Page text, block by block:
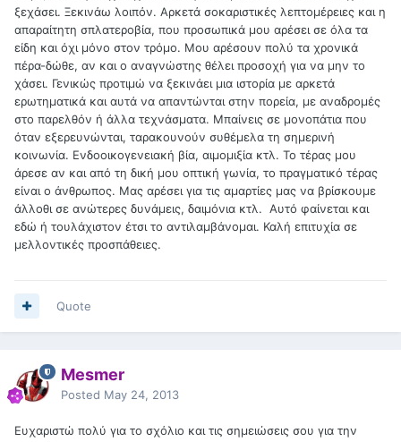
ξεχάσει. Ξεκινάω λοιπόν. Αρκετά σοκαριστικές λεπτομέρειες και η
απαραίτητη σπλατεροβία, που προσωπικά μου αρέσει σε όλα τα
είδη και όχι μόνο στον τρόμο. Μου αρέσουν πολύ τα χρονικά
πέρα-δώθε, αν και ο αναγνώστης θέλει προσοχή για να μην το
χάσει. Γενικώς προτιμώ να ξεκινάει μια ιστορία με αρκετά
ερωτηματικά και αυτά να απαντώνται στην πορεία, με αναδρομές
στο παρελθόν ή άλλα τεχνάσματα. Μπαίνεις σε μονοπάτια που
όταν εξερευνώνται, ταρακουνούν συθέμελα τη σημερινή
κοινωνία. Ενδοοικογενειακή βία, αιμομιξία κτλ. Το τέρας μου
άρεσε αν και από τη δική μου οπτική γωνία, το πραγματικό τέρας
είναι ο άνθρωπος. Μας αρέσει για τις αμαρτίες μας να βρίσκουμε
άλλοθι σε ανώτερες δυνάμεις, δαιμόνια κτλ. Αυτό φαίνεται και
εδώ ή τουλάχιστον έτσι το αντιλαμβάνομαι. Καλή επιτυχία σε
μελλοντικές προσπάθειες.
Quote
Mesmer
Posted May 24, 2013
Ευχαριστώ πολύ για το σχόλιο και τις σημειώσεις σου για την